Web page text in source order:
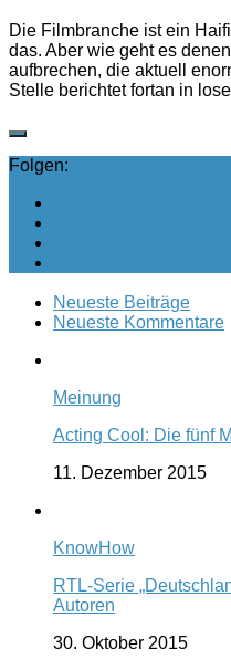
Die Filmbranche ist ein
das. Aber wie geht es
aufbrechen, die aktuell
Stelle berichtet fortan in
Folgen:
Neueste Beiträge
Neueste Kommentare
Meinung
Acting Cool: Die fünf
11. Dezember 2015
KnowHow
RTL-Serie
Autoren
30. Oktober 2015